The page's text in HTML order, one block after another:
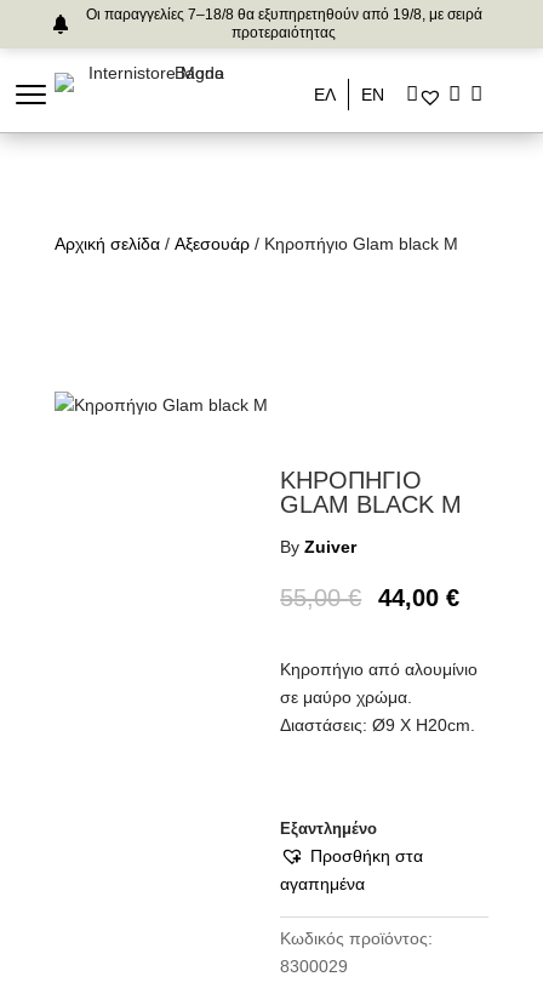
Οι παραγγελίες 7–18/8 θα εξυπηρετηθούν από 19/8, με σειρά
προτεραιότητας
ΕΛ ΕΝ
Αρχική σελίδα/ Αξεσουάρ/ Κηροπήγιο Glam black M
ΚΗΡΟΠΗΓΙΟ
GLAM BLACK M
ByZuiver
55,00€ 44,00€
Κηροπήγιο από αλουμίνιο
σε μαύρο χρώμα.
Διαστάσεις: Ø9 Χ Η20cm.
Εξαντλημένο
Προσθήκη στα
αγαπημένα
Κωδικός προϊόντος:
8300029